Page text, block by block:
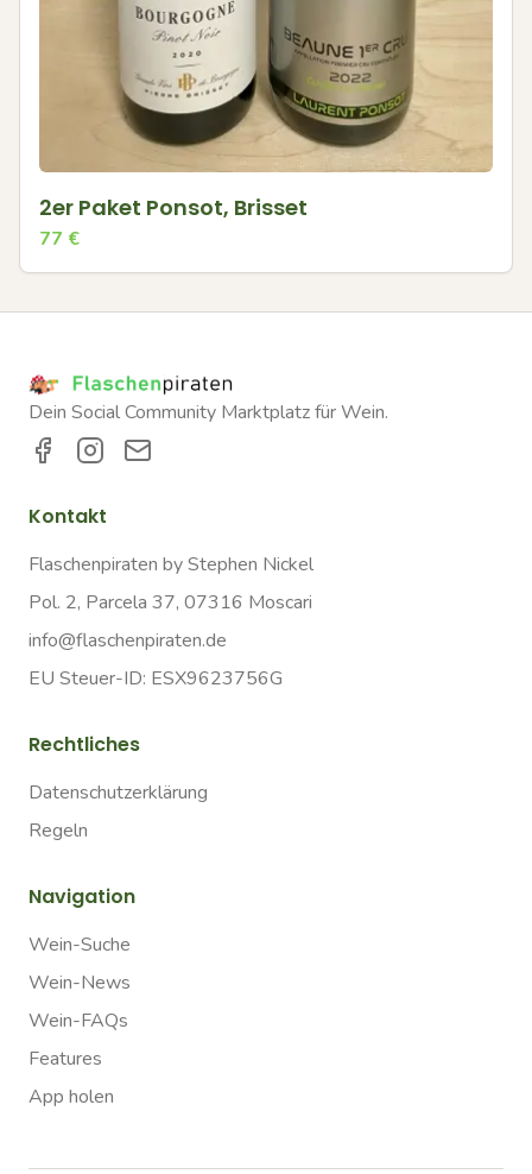
2er Paket Ponsot, Brisset
77 €
Dein Social Community Marktplatz für Wein.
Kontakt
Flaschenpiraten by Stephen Nickel
Pol. 2, Parcela 37, 07316 Moscari
info@flaschenpiraten.de
EU Steuer-ID: ESX9623756G
Rechtliches
Datenschutzerklärung
Regeln
Navigation
Wein-Suche
Wein-News
Wein-FAQs
Features
App holen